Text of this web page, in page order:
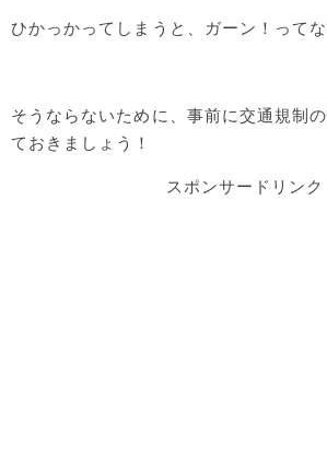
ひかっかってしまうと、ガーン！って
そうならないために、事前に交通規制
ておきましょう！
スポンサードリンク